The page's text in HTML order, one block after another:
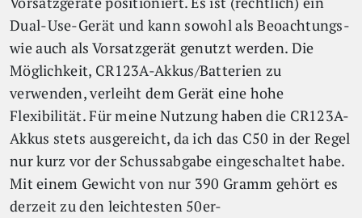
Dual-Use-Gerät und kann sowohl als Beoachtungs-
wie auch als Vorsatzgerät genutzt werden. Die
Möglichkeit, CR123A-Akkus/Batterien zu
verwenden, verleiht dem Gerät eine hohe
Flexibilität. Für meine Nutzung haben die CR123A-
Akkus stets ausgereicht, da ich das C50 in der Regel
nur kurz vor der Schussabgabe eingeschaltet habe.
Mit einem Gewicht von nur 390 Gramm gehört es
derzeit zu den leichtesten 50er-